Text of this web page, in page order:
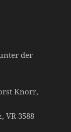
der
Knorr,
VR 3588